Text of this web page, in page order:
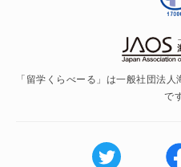
「留学くらべーる」は一般社団法
で